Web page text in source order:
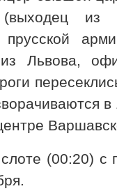
из
Львова,
в
(00:20) с